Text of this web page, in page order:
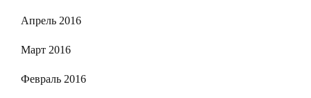
Апрель 2016
Март 2016
Февраль 2016